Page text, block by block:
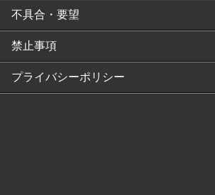
不具合・要望
禁止事項
プライバシーポリシー